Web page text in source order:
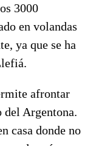
3000
en volandas
ya que se ha
afrontar
Argentona.
casa donde no